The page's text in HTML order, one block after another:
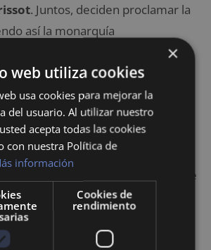
. Juntos, deciden proclamar la
así la monarquía
XVI es enjuiciado por traición y
Posteriormente le ejecutan en la
instrumento creado durante la
María Antonieta es ejecutada
se radicaliza enormemente
exponente. El periodista
que consideraba eran traidores
a
publicar listas
×
web utiliza cookies
usa cookies para mejorar la
del usuario. Al utilizar nuestro
acepta todas las cookies
con nuestra Política de
información
Cookies de
rendimiento